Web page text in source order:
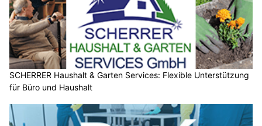
SCHERRER Haushalt & Garten Services: Flexible Unterstützung
für Büro und Haushalt